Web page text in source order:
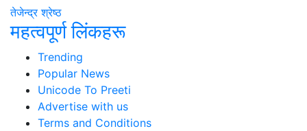
तेजेन्द्र श्रेष्ठ
महत्वपूर्ण लिंकहरू
Trending
Popular News
Unicode To Preeti
Advertise with us
Terms and Conditions